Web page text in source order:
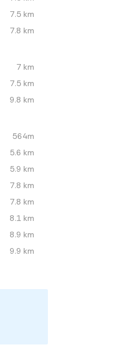
7.5 km
7.8 km
7 km
7.5 km
9.8 km
564m
5.6 km
5.9 km
7.8 km
7.8 km
8.1 km
8.9 km
9.9 km